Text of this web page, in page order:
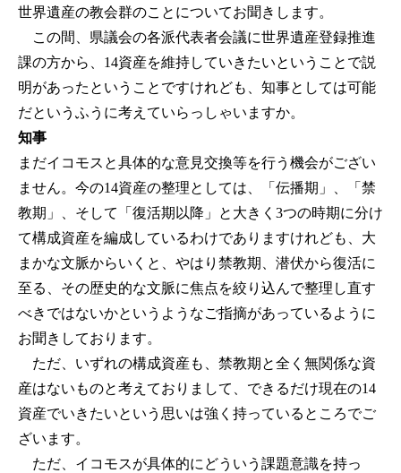
世界遺産の教会群のことについてお聞きします。
この間、県議会の各派代表者会議に世界遺産登録推進
課の方から、14資産を維持していきたいということで説
明があったということですけれども、知事としては可能
だというふうに考えていらっしゃいますか。
知事
まだイコモスと具体的な意見交換等を行う機会がござい
ません。今の14資産の整理としては、「伝播期」、「禁
教期」、そして「復活期以降」と大きく3つの時期に分け
て構成資産を編成しているわけでありますけれども、大
まかな文脈からいくと、やはり禁教期、潜伏から復活に
至る、その歴史的な文脈に焦点を絞り込んで整理し直す
べきではないかというようなご指摘があっているように
お聞きしております。
ただ、いずれの構成資産も、禁教期と全く無関係な資
産はないものと考えておりまして、できるだけ現在の14
資産でいきたいという思いは強く持っているところでご
ざいます。
ただ、イコモスが具体的にどういう課題意識を持っ